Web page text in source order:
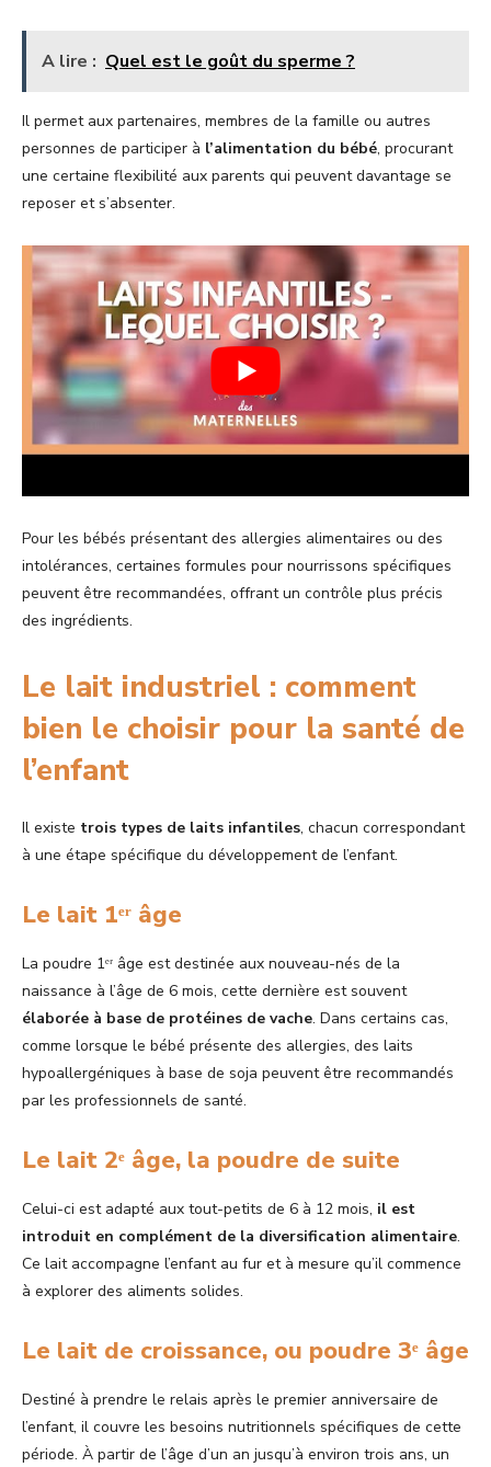
A lire : Quel est le goût du sperme ?
Il permet aux partenaires, membres de la famille ou autres
personnes de participer à l’alimentation du bébé, procurant
une certaine flexibilité aux parents qui peuvent davantage se
reposer et s’absenter.
Pour les bébés présentant des allergies alimentaires ou des
intolérances, certaines formules pour nourrissons spécifiques
peuvent être recommandées, offrant un contrôle plus précis
des ingrédients.
Le lait industriel : comment
bien le choisir pour la santé de
l’enfant
Il existe trois types de laits infantiles, chacun correspondant
à une étape spécifique du développement de l’enfant.
Le lait 1ᵉʳ âge
La poudre 1ᵉʳ âge est destinée aux nouveau-nés de la
naissance à l’âge de 6 mois, cette dernière est souvent
élaborée à base de protéines de vache. Dans certains cas,
comme lorsque le bébé présente des allergies, des laits
hypoallergéniques à base de soja peuvent être recommandés
par les professionnels de santé.
Le lait 2ᵉ âge, la poudre de suite
Celui-ci est adapté aux tout-petits de 6 à 12 mois, il est
introduit en complément de la diversification alimentaire.
Ce lait accompagne l’enfant au fur et à mesure qu’il commence
à explorer des aliments solides.
Le lait de croissance, ou poudre 3ᵉ âge
Destiné à prendre le relais après le premier anniversaire de
l’enfant, il couvre les besoins nutritionnels spécifiques de cette
période. À partir de l’âge d’un an jusqu’à environ trois ans, un